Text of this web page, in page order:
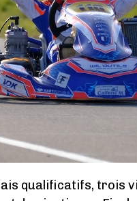
qualificatifs, trois